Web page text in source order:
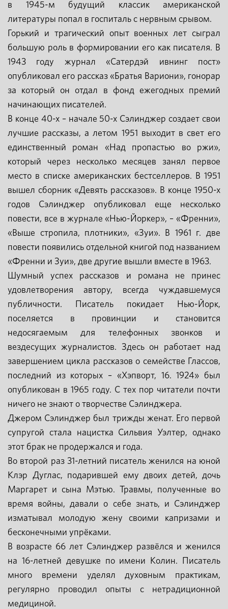
в 1945-м будущий классик американской
литературы попал в госпиталь с нервным срывом.
Горький и трагический опыт военных лет сыграл
большую роль в формировании его как писателя. В
1943 году журнал «Сатердэй ивнинг пост»
опубликовал его рассказ «Братья Вариони», гонорар
за который он отдал в фонд ежегодных премий
начинающих писателей.
В конце 40-х – начале 50-х Сэлинджер создает свои
лучшие рассказы, а летом 1951 выходит в свет его
единственный роман «Над пропастью во ржи»,
который через несколько месяцев занял первое
место в списке американских бестселлеров. В 1951
вышел сборник «Девять рассказов». В конце 1950-х
годов Сэлинджер опубликовал еще несколько
повести, все в журнале «Нью-Йоркер», – «Френни»,
«Выше стропила, плотники», «Зуи». В 1961 г. две
повести появились отдельной книгой под названием
«Френни и Зуи», две другие вышли вместе в 1963.
Шумный успех рассказов и романа не принес
удовлетворения автору, всегда чуждавшемуся
публичности. Писатель покидает Нью-Йорк,
поселяется в провинции и становится
недосягаемым для телефонных звонков и
вездесущих журналистов. Здесь он работает над
завершением цикла рассказов о семействе Глассов,
последний из которых – «Хэпворт, 16. 1924» был
опубликован в 1965 году. С тех пор читатели почти
ничего не знают о творчестве Сэлинджера.
Джером Сэлинджер был трижды женат. Его первой
супругой стала нацистка Сильвия Уэлтер, однако
этот брак не продержался и года.
Во второй раз 31-летний писатель женился на юной
Клэр Дуглас, подарившей ему двоих детей, дочь
Маргарет и сына Мэтью. Травмы, полученные во
время войны, давали о себе знать, и Сэлинджер
изматывал молодую жену своими капризами и
бесконечными упрёками.
В возрасте 66 лет Сэлинджер развёлся и женился
на 16-летней девушке по имени Колин. Писатель
много времени уделял духовным практикам,
регулярно проводил опыты с нетрадиционной
медициной.